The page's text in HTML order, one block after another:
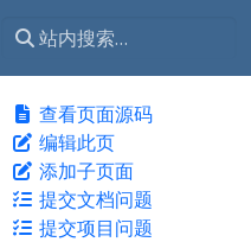
查看页面源码
编辑此页
添加子页面
提交文档问题
提交项目问题